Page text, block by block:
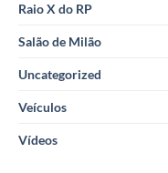
Raio X do RP
Salão de Milão
Uncategorized
Veículos
Vídeos